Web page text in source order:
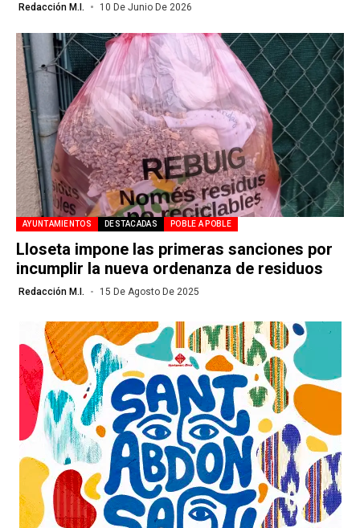
Redacción M.I. 10 De Junio De 2026
AYUNTAMIENTOS DESTACADAS POBLE A POBLE
Lloseta impone las primeras sanciones por
incumplir la nueva ordenanza de residuos
Redacción M.I. 15 De Agosto De 2025